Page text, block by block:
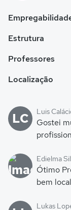
Estrutura
Professores
Localização
LC Luis
Gostei
Edielma
Ótimo
bem
Lukas